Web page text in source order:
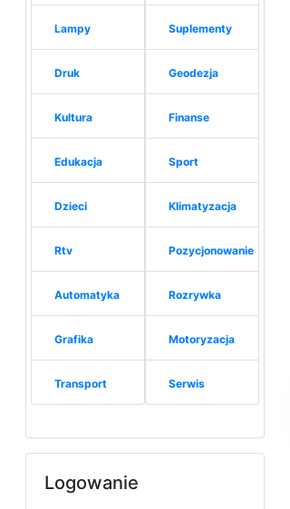
Lampy
Druk
Kultura
Edukacja
Dzieci
Rtv
Automatyka
Grafika
Transport
Suplementy
Geodezja
Finanse
Sport
Klimatyzacja
Pozycjonowanie
Rozrywka
Motoryzacja
Serwis
Logowanie